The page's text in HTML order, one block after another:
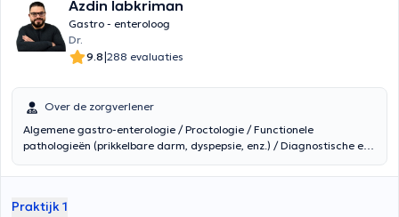
Azdin Iabkriman
Gastro - enteroloog
Dr.
9.8|288 evaluaties
Over de zorgverlener
Algemene gastro-enterologie / Proctologie / Functionele
pathologieën (prikkelbare darm, dyspepsie, enz.) / Diagnostische en
beheer van obesitas (maagballon) Dokter Iabkriman voert zijn
(botanische site).
Praktijk 1